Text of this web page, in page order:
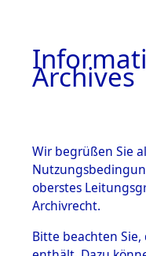
BESTÄNDE
Archives
Wir begrüßen Sie
oberstes
Archivrecht.
Bitte beachten